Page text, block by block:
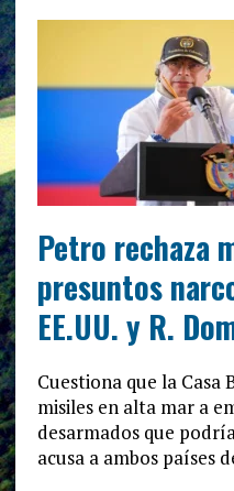
Petro rechaza
presuntos
EE.UU. y R.
Cuestiona que la Casa
misiles en alta mar a
desarmados que
acusa a ambos países